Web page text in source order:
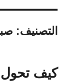
التصنيف:
كيف تحول